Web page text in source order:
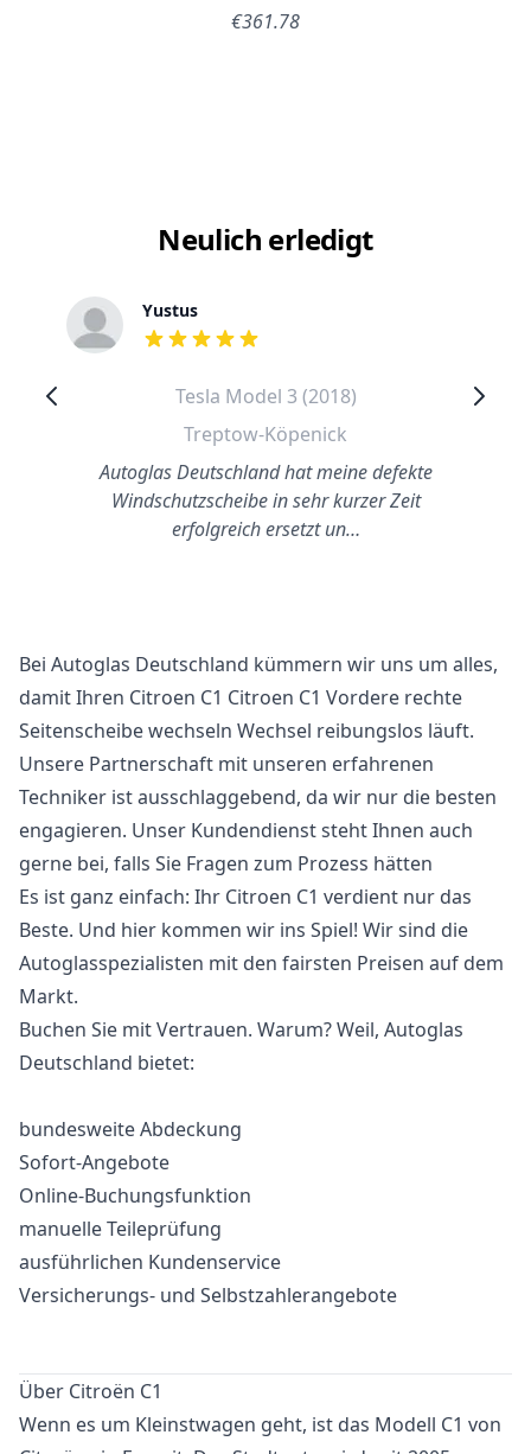
€361.78
Neulich erledigt
Yustus
out of 5 stars
Tesla Model 3 (2018)
Treptow-Köpenick
Autoglas Deutschland hat meine defekte
Windschutzscheibe in sehr kurzer Zeit
erfolgreich ersetzt un…
Bei Autoglas Deutschland kümmern wir uns um alles,
damit Ihren Citroen C1 Citroen C1 Vordere rechte
Seitenscheibe wechseln Wechsel reibungslos läuft.
Unsere Partnerschaft mit unseren erfahrenen
Techniker ist ausschlaggebend, da wir nur die besten
engagieren. Unser Kundendienst steht Ihnen auch
gerne bei, falls Sie Fragen zum Prozess hätten
Es ist ganz einfach: Ihr Citroen C1 verdient nur das
Beste. Und hier kommen wir ins Spiel! Wir sind die
Autoglasspezialisten mit den fairsten Preisen auf dem
Markt.
Buchen Sie mit Vertrauen. Warum? Weil, Autoglas
Deutschland bietet:
bundesweite Abdeckung
Sofort-Angebote
Online-Buchungsfunktion
manuelle Teileprüfung
ausführlichen Kundenservice
Versicherungs- und Selbstzahlerangebote
Über Citroën C1
Wenn es um Kleinstwagen geht, ist das Modell C1 von